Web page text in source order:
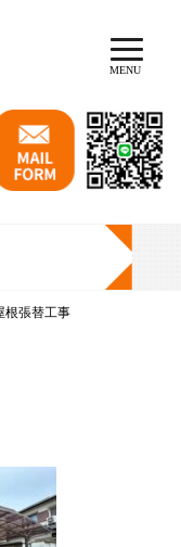
MENU
張替工事